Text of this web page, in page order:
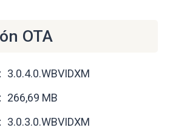
OTA
3.0.4.0.WBVIDXM
266,69 MB
3.0.3.0.WBVIDXM